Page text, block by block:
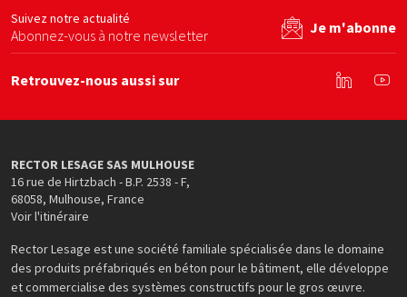
Suivez notre actualité
Abonnez-vous à notre newsletter Je m'abonne
Retrouvez-nous aussi sur
Linkedin
RECTOR LESAGE SAS MULHOUSE
16 rue de Hirtzbach - B.P. 2538 - F,
68058, Mulhouse, France
Voir l'itinéraire
Rector Lesage est une société familiale spécialisée dans le domaine
des produits préfabriqués en béton pour le bâtiment, elle développe
et commercialise des systèmes constructifs pour le gros œuvre.